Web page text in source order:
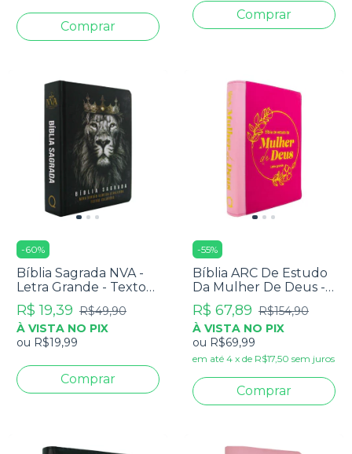
-60%
Bíblia Sagrada NVA -
Letra Grande - Textos
Coloridos - Capa Dura
Leão Reis Dos Reis
R$ 19,39 R$49,90
À VISTA NO PIX
ou R$19,99
-55%
Bíblia ARC De Estudo
Da Mulher De Deus -
Letra Grande - Capa
Rosa e Pink
R$ 67,89 R$154,90
À VISTA NO PIX
ou R$69,99
em até 4 x de R$17,50 sem juros